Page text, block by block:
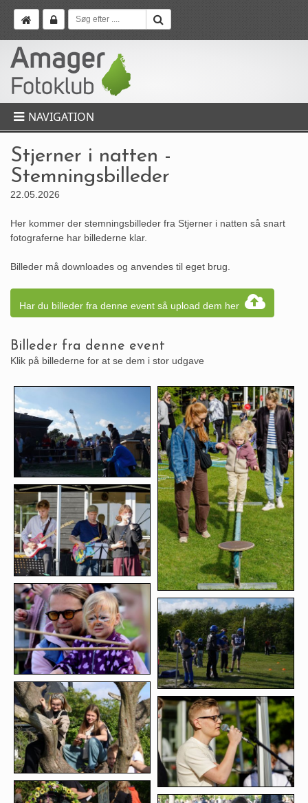
NAVIGATION
Stjerner i natten -
Stemningsbilleder
22.05.2026
Her kommer der stemningsbilleder fra Stjerner i natten så snart
fotograferne har billederne klar.
Billeder må downloades og anvendes til eget brug.
Har du billeder fra denne event så upload dem her
Billeder fra denne event
Klik på billederne for at se dem i stor udgave